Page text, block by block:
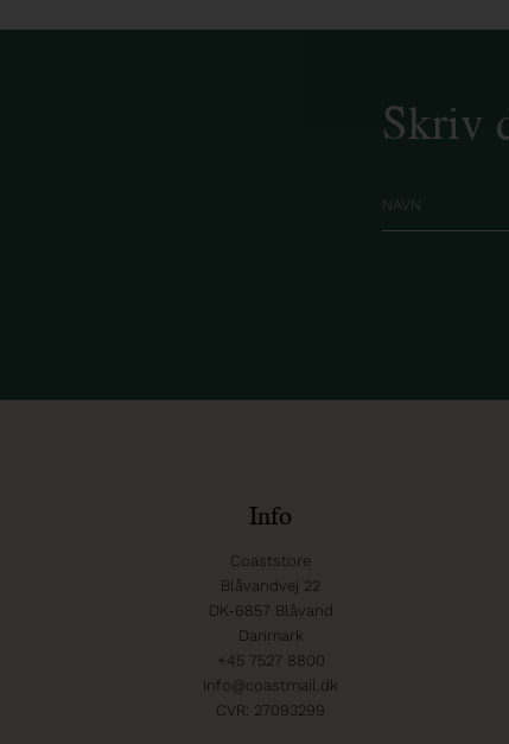
Skriv
Info
Coaststore
Blåvandvej 22
DK-6857 Blåvand
Danmark
+45 7527 8800
info@coastmail.dk
CVR: 27093299